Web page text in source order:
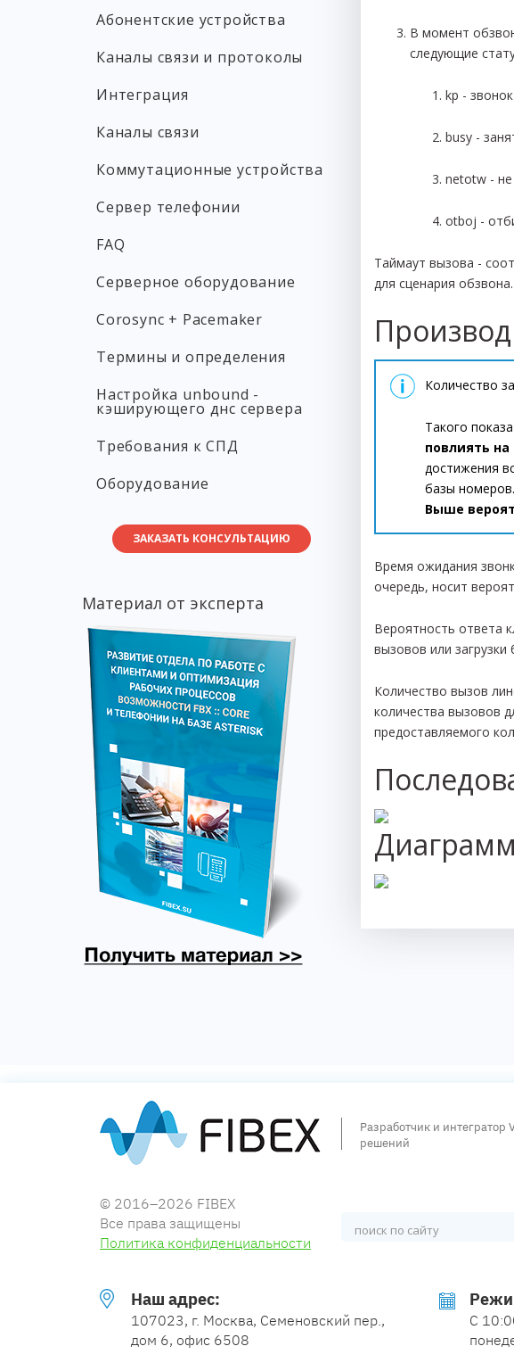
Абонентские устройства
Каналы связи и протоколы
Интеграция
Каналы связи
Коммутационные устройства
Сервер телефонии
FAQ
Серверное оборудование
Corosync + Pacemaker
Термины и определения
Настройка unbound -
кэширующего днс сервера
Требования к СПД
Оборудование
ЗАКАЗАТЬ КОНСУЛЬТАЦИЮ
Материал от эксперта
В момент
следующие
kp -
busy -
netotw -
otboj -
Таймаут вызова -
для сценария обзвона.
Количество
Такого
повлиять
достижения
базы номеров.
Выше
Время ожидания
очередь, носит
Вероятность ответа
вызовов или
Количество вызов
количества вызовов
предоставляемого
Разработчик и интегратор
решений
© 2016–2026 FIBEX
Все права защищены
Политика конфиденциальности
Наш адрес:
107023, г. Москва, Семеновский пер.,
дом 6, офис 6508
С